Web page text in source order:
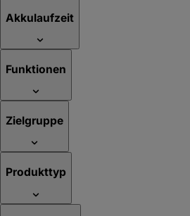
Akkulaufzeit
Funktionen
Zielgruppe
Produkttyp